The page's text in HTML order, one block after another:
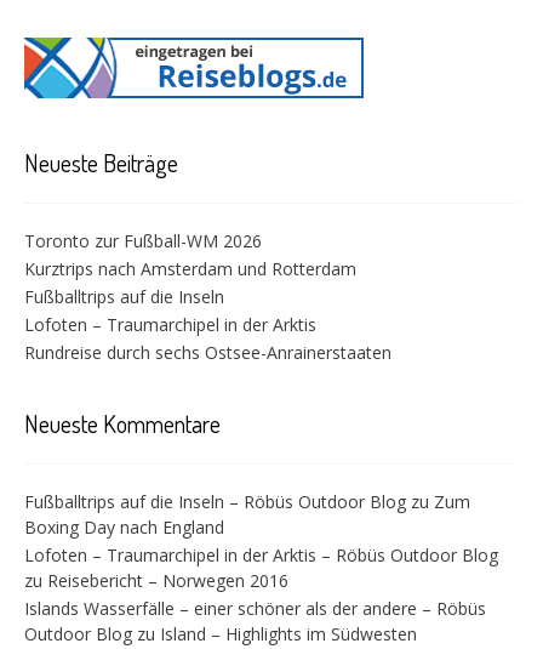
Neueste Beiträge
Toronto zur Fußball-WM 2026
Kurztrips nach Amsterdam und Rotterdam
Fußballtrips auf die Inseln
Lofoten – Traumarchipel in der Arktis
Rundreise durch sechs Ostsee-Anrainerstaaten
Neueste Kommentare
Fußballtrips auf die Inseln – Röbüs Outdoor Blog zu Zum
Boxing Day nach England
Lofoten – Traumarchipel in der Arktis – Röbüs Outdoor Blog
zu Reisebericht – Norwegen 2016
Islands Wasserfälle – einer schöner als der andere – Röbüs
Outdoor Blog zu Island – Highlights im Südwesten